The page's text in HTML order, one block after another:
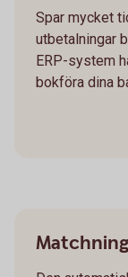
Spar mycket
utbetalningar
ERP-system
bokföra dina